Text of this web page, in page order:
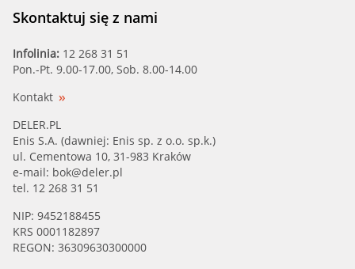
Skontaktuj się z nami
Infolinia: 12 268 31 51
Pon.-Pt. 9.00-17.00, Sob. 8.00-14.00
Kontakt
DELER.PL
Enis S.A. (dawniej: Enis sp. z o.o. sp.k.)
ul. Cementowa 10, 31-983 Kraków
e-mail: bok@deler.pl
tel. 12 268 31 51
NIP: 9452188455
KRS 0001182897
REGON: 36309630300000